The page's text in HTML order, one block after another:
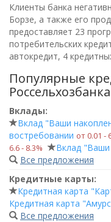
Клиенты банка
Борзе, а также его
предоставляет 23
потребительских
автокредит, 4
Популярные
Вклады:
Вклад "Ваши
востребовании от 0.01 ‑
6.6 ‑ 8.3%
Вклад
Все предложения
Кредитные карты:
Кредитная карта
Кредитная карта
Все предложения